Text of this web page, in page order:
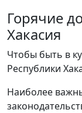
Горячие
Хакасия
Чтобы быть в
Республики
Наиболее